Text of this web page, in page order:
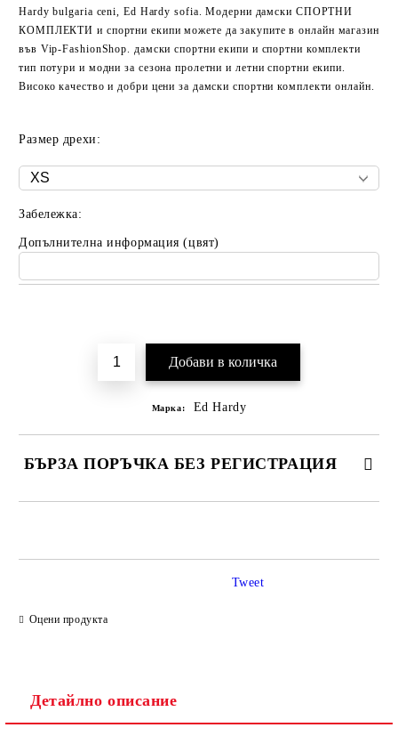
Hardy bulgaria ceni, Ed Hardy sofia. Модерни дамски СПОРТНИ
КОМПЛЕКТИ и спортни екипи можете да закупите в онлайн магазин
във Vip-FashionShop. дамски спортни екипи и спортни комплекти
тип потури и модни за сезона пролетни и летни спортни екипи.
Високо качество и добри цени за дамски спортни комплекти онлайн.
Размер дрехи:
Забележка:
Допълнителна информация (цвят)
Марка: Ed Hardy
БЪРЗА ПОРЪЧКА БЕЗ РЕГИСТРАЦИЯ
Оцени продукта
Tweet
Детайлно описание